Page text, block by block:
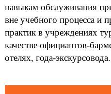
навыкам обслуживания
вне учебного процесса и
практик в учреждениях
качестве официантов-
отелях, года-экскурсовода.